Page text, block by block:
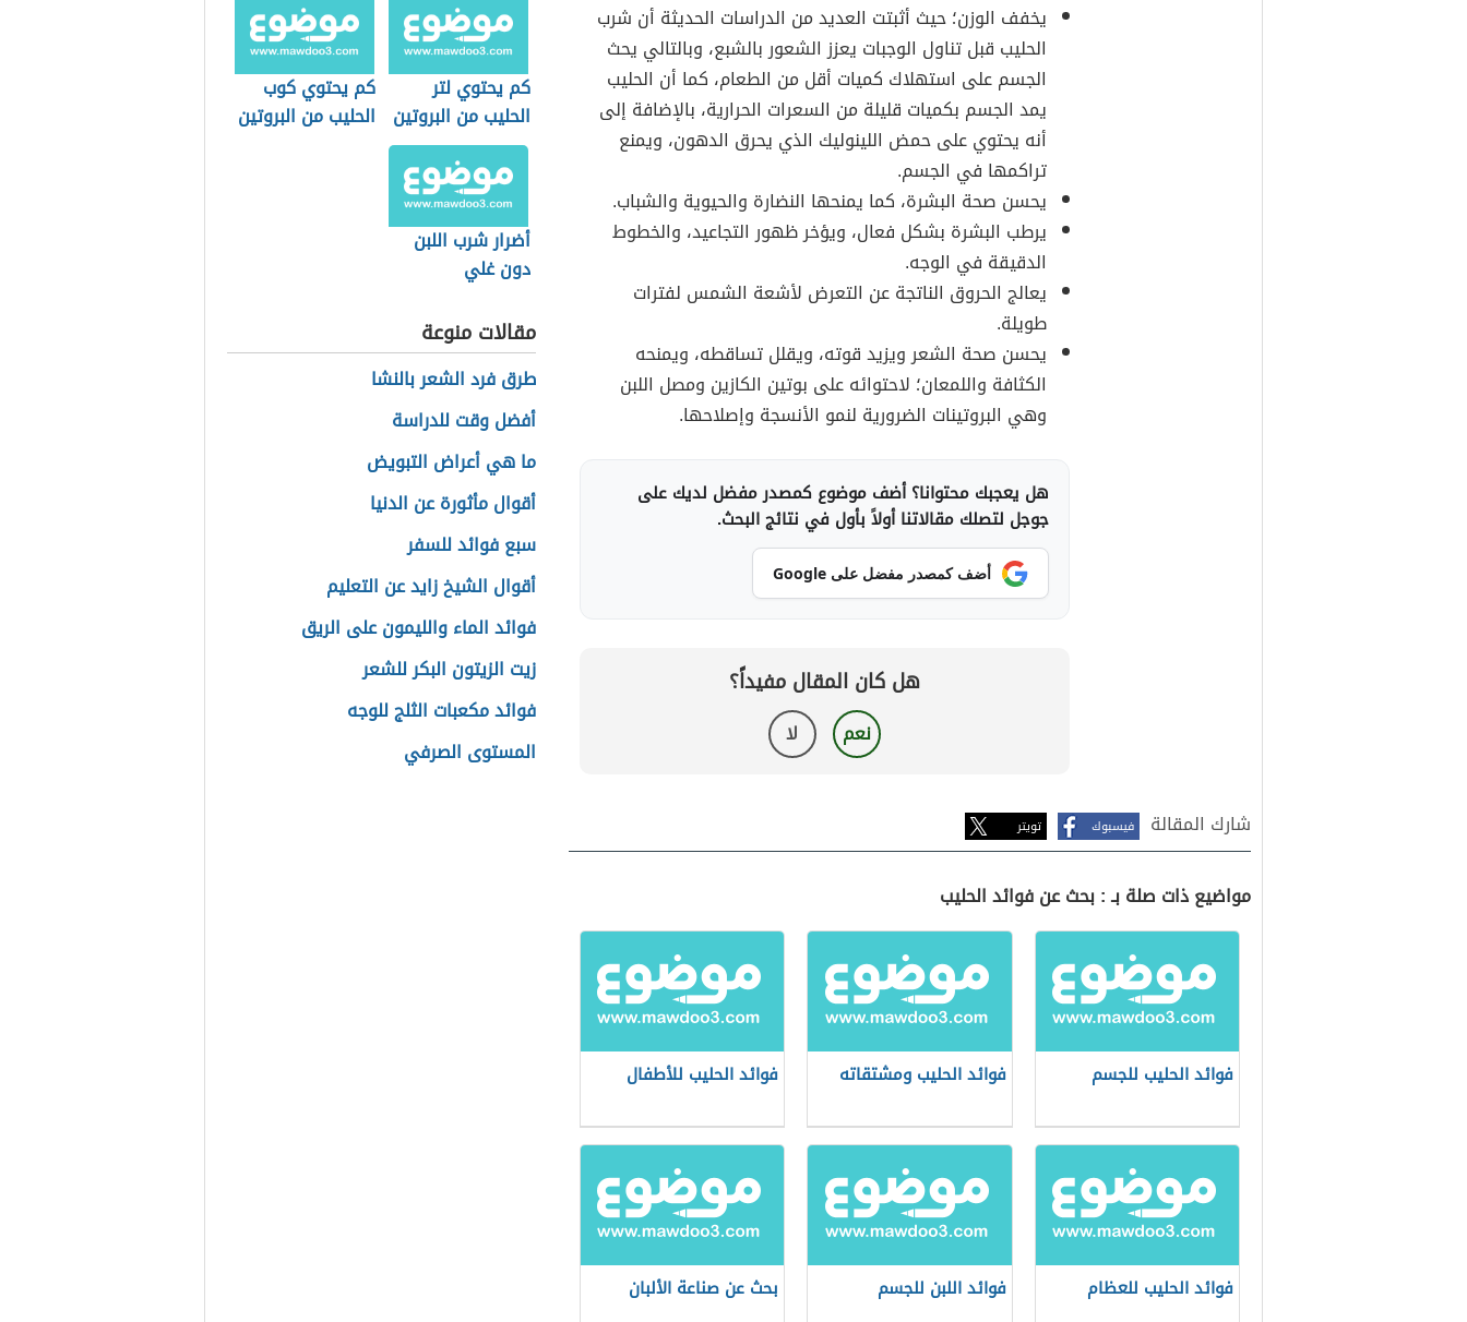
يخفف الوزن؛ حيث أثبتت العديد من الدراسات الحديثة أن شرب
الحليب قبل تناول الوجبات يعزز الشعور بالشبع، وبالتالي يحث
الجسم على استهلاك كميات أقل من الطعام، كما أن الحليب
يمد الجسم بكميات قليلة من السعرات الحرارية، بالإضافة إلى
أنه يحتوي على حمض اللينوليك الذي يحرق الدهون، ويمنع
تراكمها في الجسم.
يحسن صحة البشرة، كما يمنحها النضارة والحيوية والشباب.
يرطب البشرة بشكل فعال، ويؤخر ظهور التجاعيد، والخطوط
الدقيقة في الوجه.
يعالج الحروق الناتجة عن التعرض لأشعة الشمس لفترات
طويلة.
يحسن صحة الشعر ويزيد قوته، ويقلل تساقطه، ويمنحه
الكثافة واللمعان؛ لاحتوائه على بوتين الكازين ومصل اللبن
وهي البروتينات الضرورية لنمو الأنسجة وإصلاحها.
هل يعجبك محتوانا؟ أضف موضوع كمصدر مفضل لديك على
جوجل لتصلك مقالاتنا أولاً بأول في نتائج البحث.
أضف كمصدر مفضل على Google
هل كان المقال مفيداً؟
نعم لا
شارك المقالة فيسبوك تويتر
مواضيع ذات صلة بـ : بحث عن فوائد الحليب
فوائد الحليب للجسم فوائد الحليب ومشتقاته فوائد الحليب للأطفال
فوائد الحليب للعظام فوائد اللبن للجسم بحث عن صناعة الألبان
كم يحتوي لتر
الحليب من البروتين
كم يحتوي كوب
الحليب من البروتين
أضرار شرب اللبن
دون غلي
مقالات منوعة
طرق فرد الشعر بالنشا
أفضل وقت للدراسة
ما هي أعراض التبويض
أقوال مأثورة عن الدنيا
سبع فوائد للسفر
أقوال الشيخ زايد عن التعليم
فوائد الماء والليمون على الريق
زيت الزيتون البكر للشعر
فوائد مكعبات الثلج للوجه
المستوى الصرفي